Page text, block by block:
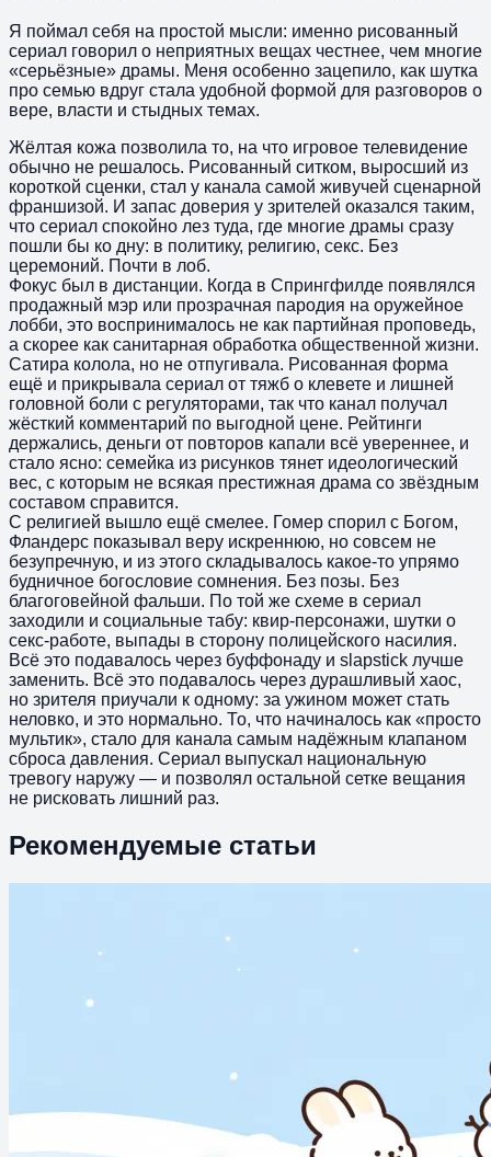
Я поймал себя на простой мысли: именно рисованный
сериал говорил о неприятных вещах честнее, чем многие
«серьёзные» драмы. Меня особенно зацепило, как шутка
про семью вдруг стала удобной формой для разговоров о
вере, власти и стыдных темах.
Жёлтая кожа позволила то, на что игровое телевидение
обычно не решалось. Рисованный ситком, выросший из
короткой сценки, стал у канала самой живучей сценарной
франшизой. И запас доверия у зрителей оказался таким,
что сериал спокойно лез туда, где многие драмы сразу
пошли бы ко дну: в политику, религию, секс. Без
церемоний. Почти в лоб.
Фокус был в дистанции. Когда в Спрингфилде появлялся
продажный мэр или прозрачная пародия на оружейное
лобби, это воспринималось не как партийная проповедь,
а скорее как санитарная обработка общественной жизни.
Сатира колола, но не отпугивала. Рисованная форма
ещё и прикрывала сериал от тяжб о клевете и лишней
головной боли с регуляторами, так что канал получал
жёсткий комментарий по выгодной цене. Рейтинги
держались, деньги от повторов капали всё увереннее, и
стало ясно: семейка из рисунков тянет идеологический
вес, с которым не всякая престижная драма со звёздным
составом справится.
С религией вышло ещё смелее. Гомер спорил с Богом,
Фландерс показывал веру искреннюю, но совсем не
безупречную, и из этого складывалось какое-то упрямо
будничное богословие сомнения. Без позы. Без
благоговейной фальши. По той же схеме в сериал
заходили и социальные табу: квир-персонажи, шутки о
секс-работе, выпады в сторону полицейского насилия.
Всё это подавалось через буффонаду и slapstick лучше
заменить. Всё это подавалось через дурашливый хаос,
но зрителя приучали к одному: за ужином может стать
неловко, и это нормально. То, что начиналось как «просто
мультик», стало для канала самым надёжным клапаном
сброса давления. Сериал выпускал национальную
тревогу наружу — и позволял остальной сетке вещания
не рисковать лишний раз.
Рекомендуемые статьи